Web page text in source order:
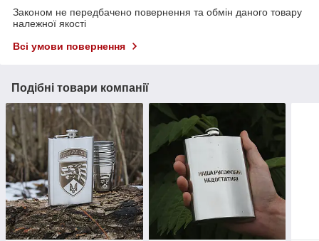
Законом не передбачено повернення та обмін даного товару
належної якості
Всі умови повернення
Подібні товари компанії